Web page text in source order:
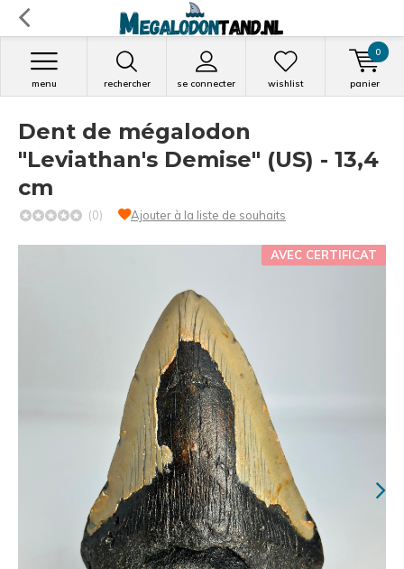
rechercher se connecter
menu wishlist panier
0
Dent de mégalodon
"Leviathan's Demise" (US) - 13,4
cm
(0) Ajouter à la liste de souhaits
AVEC CERTIFICAT